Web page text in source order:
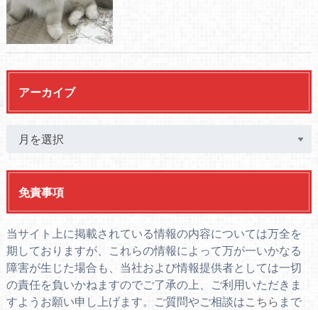
アーカイブ
免責事項
当サイト上に掲載されている情報の内容については万全を
期しておりますが、これらの情報によって万が一いかなる
障害が生じた場合も、当社および情報提供者としては一切
の責任を負いかねますのでご了承の上、ご利用いただきま
すようお願い申し上げます。ご質問やご相談はこちら まで